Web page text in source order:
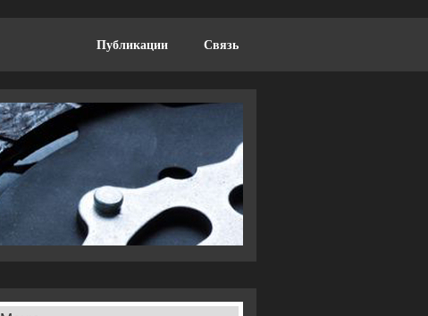
Публикации Связь